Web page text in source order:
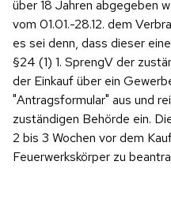
über 18 Jahren abgegeben
vom 01.01.-28.12. dem
es sei denn, dass dieser
§24 (1) 1. SprengV der
der Einkauf über ein
"Antragsformular" aus und
zuständigen Behörde ein.
2 bis 3 Wochen vor dem
Feuerwerkskörper zu